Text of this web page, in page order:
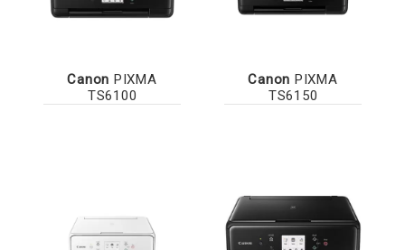
Canon PIXMA
TS6100
Canon PIXMA
TS6150